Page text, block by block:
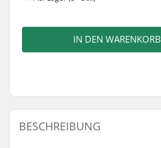
IN DEN WARENKORB
BESCHREIBUNG